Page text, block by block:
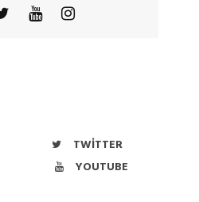
TWITTER
YOUTUBE